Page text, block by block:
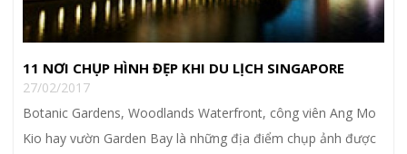
11 NƠI CHỤP HÌNH ĐẸP KHI DU LỊCH SINGAPORE
27/02/2017
Botanic Gardens, Woodlands Waterfront, công viên Ang Mo
Kio hay vườn Garden Bay là những địa điểm chụp ảnh được